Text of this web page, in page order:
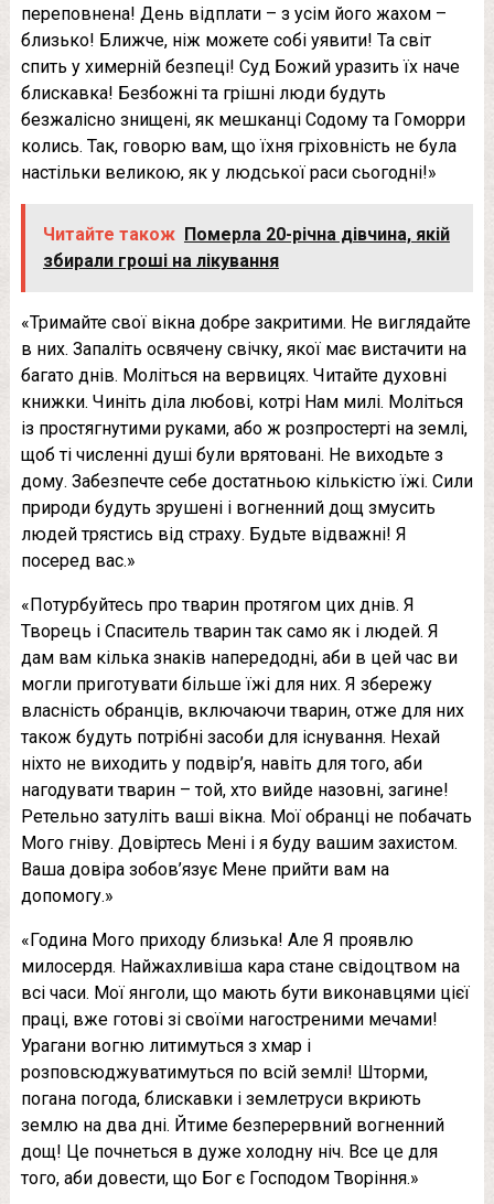
переповнена! День відплати – з усім його жахом –
близько! Ближче, ніж можете собі уявити! Та світ
спить у химерній безпеці! Суд Божий уразить їх наче
блискавка! Безбожні та грішні люди будуть
безжалісно знищені, як мешканці Содому та Гоморри
колись. Так, говорю вам, що їхня гріховність не була
настільки великою, як у людської раси сьогодні!»
Читайте також Померла 20-річна дівчина, якій
збирали гроші на лікування
«Тримайте свої вікна добре закритими. Не виглядайте
в них. Запаліть освячену свічку, якої має вистачити на
багато днів. Моліться на вервицях. Читайте духовні
книжки. Чиніть діла любові, котрі Нам милі. Моліться
із простягнутими руками, або ж розпростерті на землі,
щоб ті численні душі були врятовані. Не виходьте з
дому. Забезпечте себе достатньою кількістю їжі. Сили
природи будуть зрушені і вогненний дощ змусить
людей трястись від страху. Будьте відважні! Я
посеред вас.»
«Потурбуйтесь про тварин протягом цих днів. Я
Творець і Спаситель тварин так само як і людей. Я
дам вам кілька знаків напередодні, аби в цей час ви
могли приготувати більше їжі для них. Я збережу
власність обранців, включаючи тварин, отже для них
також будуть потрібні засоби для існування. Нехай
ніхто не виходить у подвір’я, навіть для того, аби
нагодувати тварин – той, хто вийде назовні, загине!
Ретельно затуліть ваші вікна. Мої обранці не побачать
Мого гніву. Довіртесь Мені і я буду вашим захистом.
Ваша довіра зобов’язує Мене прийти вам на
допомогу.»
«Година Мого приходу близька! Але Я проявлю
милосердя. Найжахливіша кара стане свідоцтвом на
всі часи. Мої янголи, що мають бути виконавцями цієї
праці, вже готові зі своїми нагостреними мечами!
Урагани вогню литимуться з хмар і
розповсюджуватимуться по всій землі! Шторми,
погана погода, блискавки і землетруси вкриють
землю на два дні. Йтиме безперервний вогненний
дощ! Це почнеться в дуже холодну ніч. Все це для
того, аби довести, що Бог є Господом Творіння.»